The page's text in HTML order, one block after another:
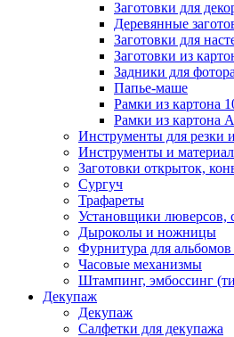
Заготовки для
Деревянные
Заготовки для
Заготовки из
Задники для
Папье-маше
Рамки из картона
Рамки из картона
Инструменты для резки
Инструменты и
Заготовки открыток,
Сургуч
Трафареты
Установщики люверсов,
Дыроколы и ножницы
Фурнитура для
Часовые механизмы
Штампинг, эмбоссинг
Декупаж
Декупаж
Салфетки для декупажа